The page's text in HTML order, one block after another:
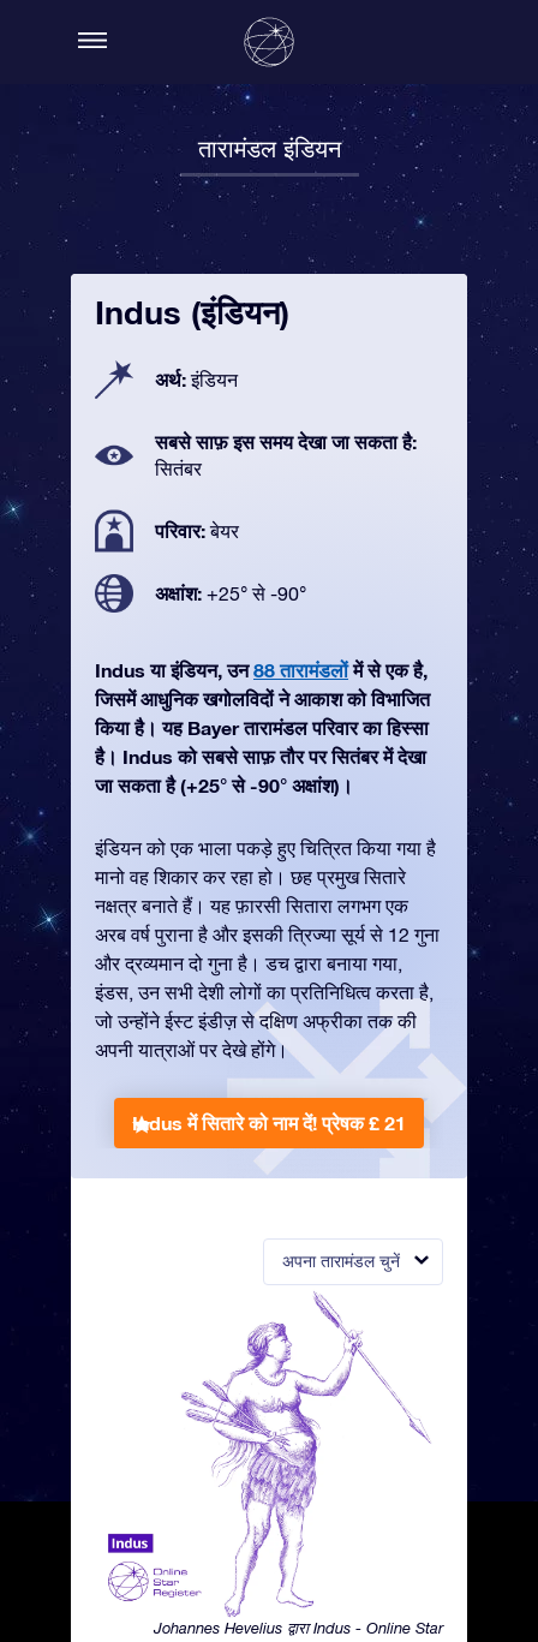
तारामंडल इंडियन
अपना तारामंडल चुनें
Johannes Hevelius द्वारा Indus - Online Star
Indus (इंडियन)
अर्थ:इंडियन
सबसे साफ़ इस समय देखा जा सकता है:
सितंबर
परिवार:बेयर
अक्षांश: +25° से -90°
Indus या इंडियन, उन88 तारामंडलोंमें से एक है,
जिसमें आधुनिक खगोलविदों ने आकाश को विभाजित
किया है। यह Bayer तारामंडल परिवार का हिस्सा
है। Indus को सबसे साफ़ तौर पर सितंबर में देखा
जा सकता है (+25° से -90° अक्षांश)।
इंडियन को एक भाला पकड़े हुए चित्रित किया गया है
मानो वह शिकार कर रहा हो। छह प्रमुख सितारे
नक्षत्र बनाते हैं। यह फ़ारसी सितारा लगभग एक
अरब वर्ष पुराना है और इसकी त्रिज्या सूर्य से 12 गुना
और द्रव्यमान दो गुना है। डच द्वारा बनाया गया,
इंडस, उन सभी देशी लोगों का प्रतिनिधित्व करता है,
जो उन्होंने ईस्ट इंडीज़ से दक्षिण अफ्रीका तक की
अपनी यात्राओं पर देखे होंगे।
Indus में सितारे को नाम दें!प्रेषक £ 21